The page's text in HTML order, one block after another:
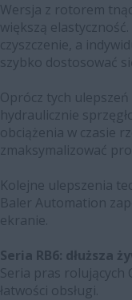
Wersja z rotorem
większą
czyszczenie, a
szybko dostosować
Oprócz tych
hydraulicznie
obciążenia w czasie
zmaksymalizować
Kolejne ulepszenia
Baler Automation
ekranie.
Seria RB6: dłuższa
Seria pras rolujących
łatwości obsługi.